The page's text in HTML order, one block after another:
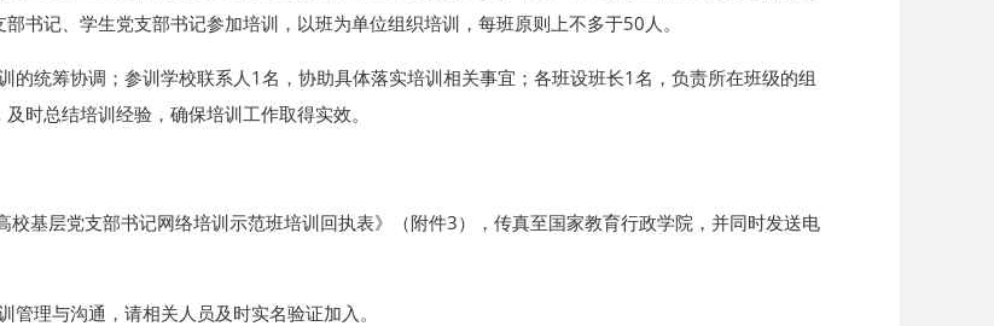
书记、学生党支部书记参加培训，以班为单位组织培训，每班原则上不多于50人。
统筹协调；参训学校联系人1名，协助具体落实培训相关事宜；各班设班长1名，负责所在班级的组
时总结培训经验，确保培训工作取得实效。
基层党支部书记网络培训示范班培训回执表》（附件3），传真至国家教育行政学院，并同时发送电
理与沟通，请相关人员及时实名验证加入。